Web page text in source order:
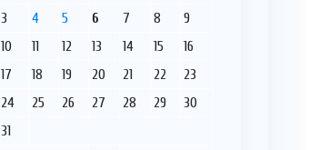
3
4 5 6 7 8
9
10
11 12 13 14 15
16
17
18 19 20 21 22
23
24
25 26 27 28 29
30
31